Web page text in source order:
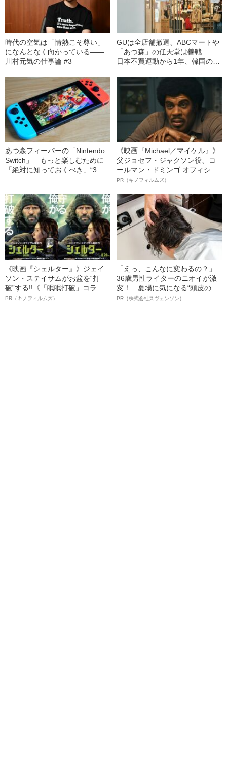
時代の空気は「情熱こそ尊い」
になんとなく向かっている――
川村元気の仕事論 #3
GUは全店舗撤退、ABCマートや
「あつ森」の任天堂は善戦……
日本不買運動から1年、韓国のリ
あつ森フィーバーの「Nintendo
Switch」 もっと楽しむために
「絶対に知っておくべき」“3つ
《映画『Michael／マイケル』》
父ジョセフ・ジャクソン役、コ
ールマン・ドミンゴ オフィシャ
ルインタビュー“観客を魅了した
語る”《日本興収70億円突破》
PR（キノフィルムズ）
《映画『シェルター』》ジェイ
ソン・ステイサムがお盆を“打
破”する!!《「眠眠打破」コラ
ボ》
PR（キノフィルムズ）
「えっ、こんなに変わるの？」
36歳男性ライターのニオイが激
変！ 夏場に気になる“頭皮のニ
オイ”や“ベタつき”を解消す
PR（株式会社スヴェンソン）